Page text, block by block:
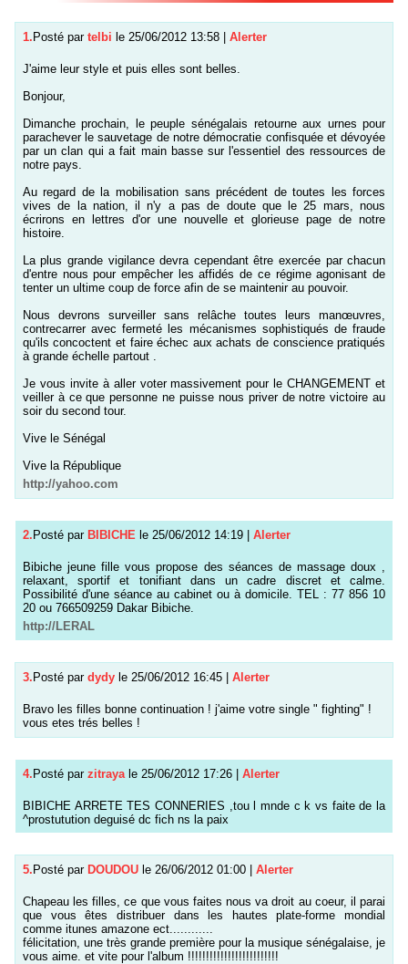
1. Posté par telbi le 25/06/2012 13:58 Alerter
J'aime leur style et puis elles sont belles.
Bonjour,
Dimanche prochain, le peuple sénégalais retourne aux urnes pour
parachever le sauvetage de notre démocratie confisquée et dévoyée
par un clan qui a fait main basse sur l'essentiel des ressources de
notre pays.
Au regard de la mobilisation sans précédent de toutes les forces
vives de la nation, il n'y a pas de doute que le 25 mars, nous
écrirons en lettres d'or une nouvelle et glorieuse page de notre
histoire.
La plus grande vigilance devra cependant être exercée par chacun
d'entre nous pour empêcher les affidés de ce régime agonisant de
tenter un ultime coup de force afin de se maintenir au pouvoir.
Nous devrons surveiller sans relâche toutes leurs manœuvres,
contrecarrer avec fermeté les mécanismes sophistiqués de fraude
qu'ils concoctent et faire échec aux achats de conscience pratiqués
à grande échelle partout .
Je vous invite à aller voter massivement pour le CHANGEMENT et
veiller à ce que personne ne puisse nous priver de notre victoire au
soir du second tour.
Vive le Sénégal
Vive la République
http://yahoo.com
2. Posté par BIBICHE le 25/06/2012 14:19 Alerter
Bibiche jeune fille vous propose des séances de massage doux ,
relaxant, sportif et tonifiant dans un cadre discret et calme.
Possibilité d'une séance au cabinet ou à domicile. TEL : 77 856 10
20 ou 766509259 Dakar Bibiche.
http://LERAL
3.Posté par dydy le 25/06/2012 16:45 | Alerter
Bravo les filles bonne continuation ! j'aime votre single " fighting" !
vous etes trés belles !
4.Posté par zitraya le 25/06/2012 17:26 | Alerter
BIBICHE ARRETE TES CONNERIES ,tou l mnde c k vs faite de la
^prostutution deguisé dc fich ns la paix
5. Posté par DOUDOU le 26/06/2012 01:00 Alerter
Chapeau les filles, ce que vous faites nous va droit au coeur, il parai
que vous êtes distribuer dans les hautes plate-forme mondial
comme itunes amazone ect............
félicitation, une très grande première pour la musique sénégalaise, je
vous aime. et vite pour l'album !!!!!!!!!!!!!!!!!!!!!!!!!